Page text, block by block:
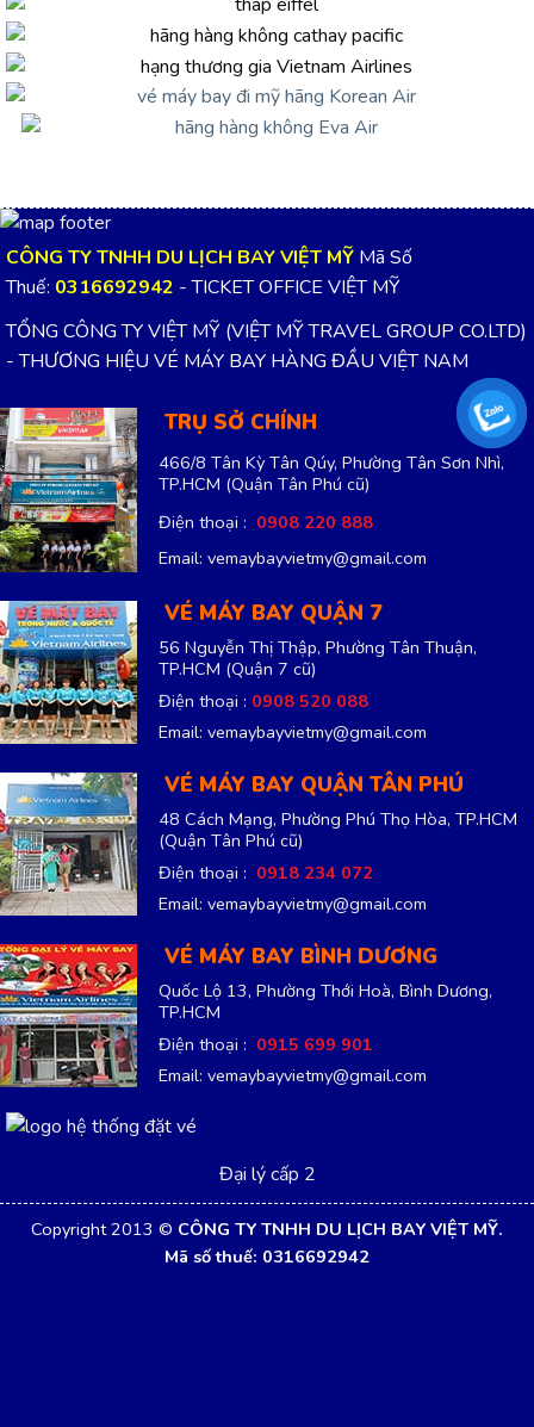
TRỤ SỞ CHÍNH
466/8 Tân Kỳ Tân Qúy, Phường Tân Sơn Nhì,
TP.HCM(Quận Tân Phú cũ)
56 Nguyễn Thị Thập, Phường Tân Thuận,
TP.HCM(Quận 7 cũ)
Điện thoại :0908 520 088
Email: vemaybayvietmy@gmail.com
VÉ MÁY BAY QUẬN TÂN PHÚ
48 Cách Mạng, Phường Phú Thọ Hòa, TP.HCM
(Quận Tân Phú cũ)
Điện thoại :0918 234 072
Email: vemaybayvietmy@gmail.com
Quốc Lộ 13, Phường Thới Hoà, Bình Dương,
TP.HCM
Điện thoại :0915 699 901
Email: vemaybayvietmy@gmail.com
Đại lý cấp 2
Copyright 2013 ©CÔNG TY TNHH DU LỊCH BAY VIỆT MỸ.
Mã số thuế: 0316692942